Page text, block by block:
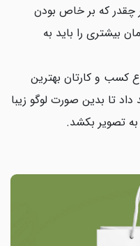
چقدر که بر خاص بودن
بیشتری را باید به
کسب و کارتان بهترین
تا بدین صورت لوگو زیبا
تصویر بکشد.